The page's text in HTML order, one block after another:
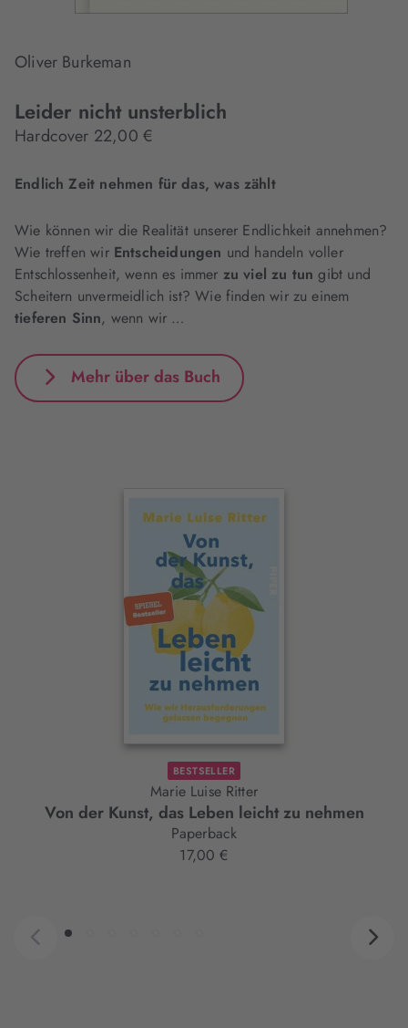
Oliver Burkeman
Leider nicht unsterblich
Hardcover 22,00 €
Endlich Zeit nehmen für das, was zählt
Wie können wir die Realität unserer Endlichkeit annehmen?
Wie treffen wir Entscheidungen und handeln voller
Entschlossenheit, wenn es immer zu viel zu tun gibt und
Scheitern unvermeidlich ist? Wie finden wir zu einem
tieferen Sinn, wenn wir …
Mehr über das Buch
BESTSELLER
Marie Luise Ritter
Von der Kunst, das Leben leicht zu nehmen
Paperback
17,00 €